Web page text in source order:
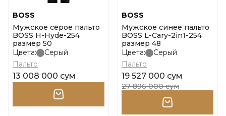
BOSS
Мужское серое пальто
BOSS H-Hyde-254
размер 50
Цвета:
Серый
Пальто
13 008 000 сум
BOSS
Мужское синее пальто
BOSS L-Cary-2in1-254
размер 48
Цвета:
Серый
Пальто
19 527 000 сум
27 896 000 сум